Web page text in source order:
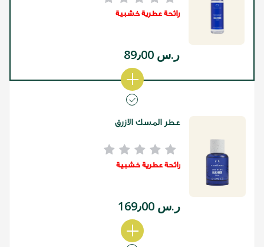
رائحة عطرية خشبية
ر.س 89٫00
عطر المسك الازرق
رائحة عطرية خشبية
ر.س 169٫00